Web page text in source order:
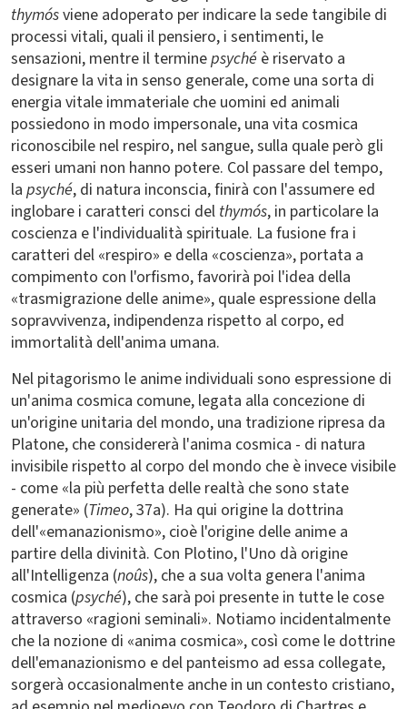
thymósviene adoperato per indicare la sede tangibile di
processi vitali, quali il pensiero, i sentimenti, le
sensazioni, mentre il terminepsyché è riservato a
designare la vita in senso generale, come una sorta di
energia vitale immateriale che uomini ed animali
possiedono in modo impersonale, una vita cosmica
riconoscibile nel respiro, nel sangue, sulla quale però gli
esseri umani non hanno potere. Col passare del tempo,
la psyché, di natura inconscia, finirà con l'assumere ed
inglobare i caratteri consci del thymós, in particolare la
coscienza e l'individualità spirituale. La fusione fra i
caratteri del «respiro» e della «coscienza», portata a
compimento con l'orfismo, favorirà poi l'idea della
«trasmigrazione delle anime», quale espressione della
sopravvivenza, indipendenza rispetto al corpo, ed
immortalità dell'anima umana.
Nel pitagorismo le anime individuali sono espressione di
un'anima cosmica comune, legata alla concezione di
un'origine unitaria del mondo, una tradizione ripresa da
Platone, che considererà l'anima cosmica - di natura
invisibile rispetto al corpo del mondo che è invece visibile
- come «la più perfetta delle realtà che sono state
generate» (Timeo, 37a). Ha qui origine la dottrina
dell'«emanazionismo», cioè l'origine delle anime a
partire della divinità. Con Plotino, l'Uno dà origine
all'Intelligenza (noûs), che a sua volta genera l'anima
cosmica (psyché), che sarà poi presente in tutte le cose
attraverso «ragioni seminali». Notiamo incidentalmente
che la nozione di «anima cosmica», così come le dottrine
dell'emanazionismo e del panteismo ad essa collegate,
sorgerà occasionalmente anche in un contesto cristiano,